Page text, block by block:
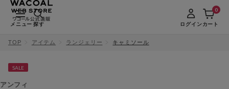
メニュー 探す ログインカート
0
TOP アイテム ランジェリー キャミソール
SALE
アンフィ